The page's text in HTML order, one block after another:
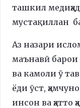
ташкил
мустақиллан
Аз назари
маънавӣ барои
ва камоли ӯ
ёди ӯст,
инсон ва ҳатто